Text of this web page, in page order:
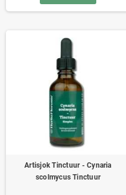
Artisjok Tinctuur - Cynaria
scolmycus Tinctuur